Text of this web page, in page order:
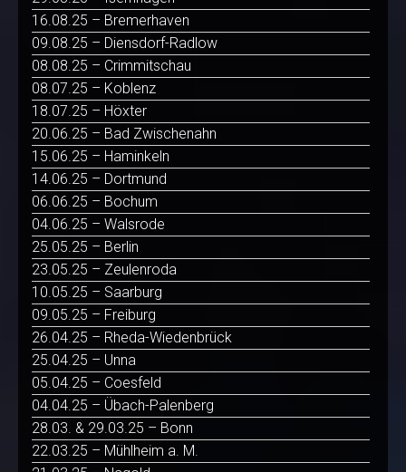
16.08.25 – Bremerhaven
09.08.25 – Diensdorf-Radlow
08.08.25 – Crimmitschau
08.07.25 – Koblenz
18.07.25 – Höxter
20.06.25 – Bad Zwischenahn
15.06.25 – Haminkeln
14.06.25 – Dortmund
06.06.25 – Bochum
04.06.25 – Walsrode
25.05.25 – Berlin
23.05.25 – Zeulenroda
10.05.25 – Saarburg
09.05.25 – Freiburg
26.04.25 – Rheda-Wiedenbrück
25.04.25 – Unna
05.04.25 – Coesfeld
04.04.25 – Übach-Palenberg
28.03. & 29.03.25 – Bonn
22.03.25 – Mühlheim a. M.